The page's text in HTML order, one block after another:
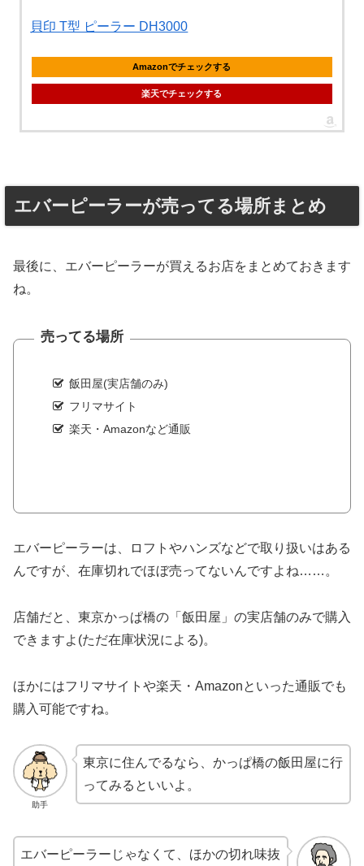
貝印 T型 ピーラー DH3000
Amazonでチェックする
楽天でチェックする
エバーピーラーが売ってる場所まとめ
最後に、エバーピーラーが買えるお店をまとめておきます
ね。
売ってる場所
飯田屋(実店舗のみ)
フリマサイト
楽天・Amazonなど通販
エバーピーラーは、ロフトやハンズなどで取り扱いはある
んですが、在庫切れでほぼ売ってないんですよね……。
店舗だと、東京かっぱ橋の「飯田屋」の実店舗のみで購入
できますよ(ただ在庫状況による)。
ほかにはフリマサイトや楽天・Amazonといった通販でも
購入可能ですね。
助手
東京に住んでるなら、かっぱ橋の飯田屋に行
ってみるといいよ。
エバーピーラーじゃなくて、ほかの切れ味抜